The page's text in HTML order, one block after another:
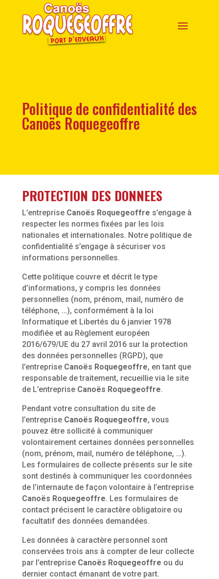
Politique de confidentialité des
Canoës Roquegeoffre
PROTECTION DES DONNEES
L’entreprise Canoës Roquegeoffre s’engage à
respecter les normes fixées par les lois
nationales et internationales. Notre politique de
confidentialité s’engage à sécuriser vos
informations personnelles.
Cette politique couvre et décrit le type
d’informations, y compris les données
personnelles (nom, prénom, mail, numéro de
téléphone, …), conformément à la loi
Informatique et Libertés du 6 janvier 1978
modifiée et au Règlement européen
2016/679/UE du 27 avril 2016 sur la protection
des données personnelles (RGPD), que
l’entreprise Canoës Roquegeoffre, en tant que
responsable de traitement, recueillie via le site
de L’entreprise Canoës Roquegeoffre.
Pendant votre consultation du site de
l’entreprise Canoës Roquegeoffre, vous
pouvez être sollicité à communiquer
volontairement certaines données personnelles
(nom, prénom, mail, numéro de téléphone, …).
Les formulaires de collecte présents sur le site
sont destinés à communiquer les coordonnées
de l’internaute de façon volontaire à l’entreprise
Canoës Roquegeoffre. Les formulaires de
contact précisent le caractère obligatoire ou
facultatif des données demandées.
Les données à caractère personnel sont
conservées trois ans à compter de leur collecte
par l’entreprise Canoës Roquegeoffre ou du
dernier contact émanant de votre part.